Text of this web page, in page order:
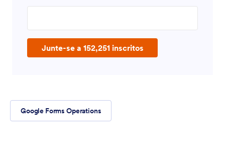
Junte-se a 152,251 inscritos
Google Forms Operations